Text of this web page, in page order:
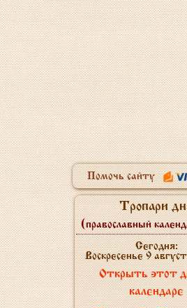
Помочь сайту
Тропари
(православный
Сегодня:
Воскресенье 9
Открыть этот
календаре